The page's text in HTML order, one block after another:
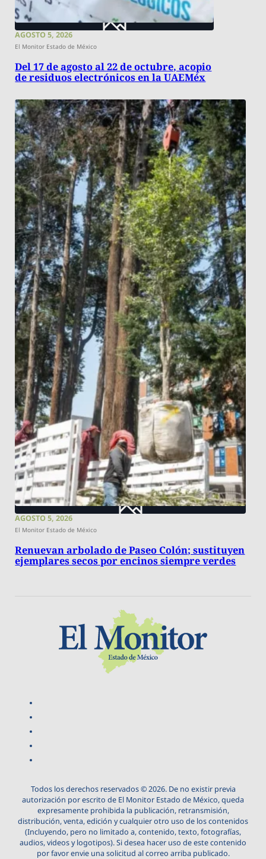
AGOSTO 5, 2026
El Monitor Estado de México
Del 17 de agosto al 22 de octubre, acopio
de residuos electrónicos en la UAEMéx
AGOSTO 5, 2026
El Monitor Estado de México
Renuevan arbolado de Paseo Colón; sustituyen
ejemplares secos por encinos siempre verdes
Todos los derechos reservados © 2026. De no existir previa
autorización por escrito de El Monitor Estado de México, queda
expresamente prohibida la publicación, retransmisión,
distribución, venta, edición y cualquier otro uso de los contenidos
(Incluyendo, pero no limitado a, contenido, texto, fotografías,
audios, videos y logotipos). Si desea hacer uso de este contenido
por favor envie una solicitud al correo arriba publicado.